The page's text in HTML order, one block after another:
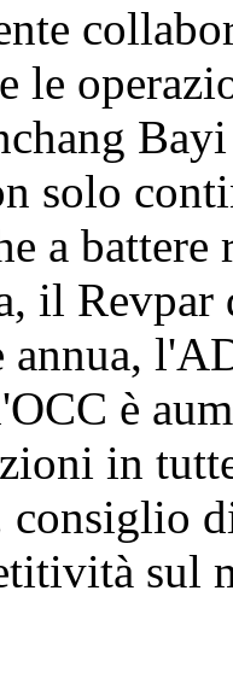
le
solo
a
il Revpar
annua,
è
in
sul